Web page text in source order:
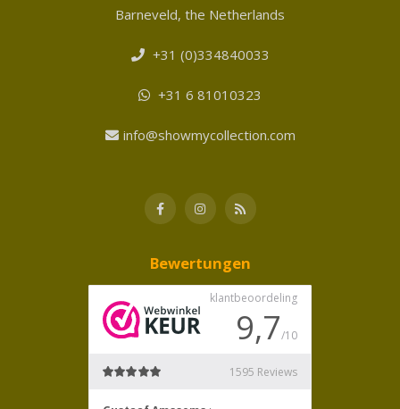
Barneveld, the Netherlands
+31 (0)334840033
+31 6 81010323
info@showmycollection.com
Bewertungen